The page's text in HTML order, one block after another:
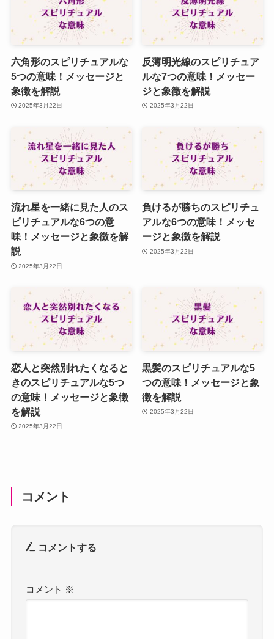
六角形のスピリチュアルな
5つの意味！メッセージと
象徴を解説
2025年3月22日
反薄明光線のスピリチュア
ルな7つの意味！メッセー
ジと象徴を解説
2025年3月22日
流れ星を一緒に見た人のス
ピリチュアルな6つの意
味！メッセージと象徴を解
説
2025年3月22日
負けるが勝ちのスピリチュ
アルな6つの意味！メッセ
ージと象徴を解説
2025年3月22日
恋人と突然別れたくなると
きのスピリチュアルな5つ
の意味！メッセージと象徴
を解説
2025年3月22日
黒髪のスピリチュアルな5
つの意味！メッセージと象
徴を解説
2025年3月22日
コメント
コメントする
コメント ※